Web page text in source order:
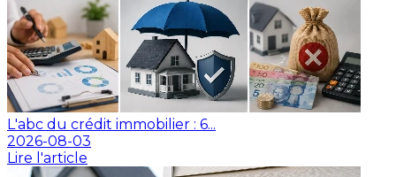
L'abc du crédit immobilier : 6...
2026-08-03
Lire l'article